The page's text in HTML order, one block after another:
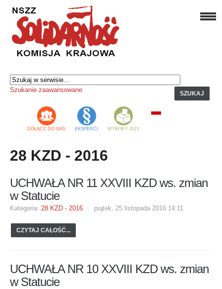
SZUKAJ
Szukanie zaawansowane
DOŁĄCZ DO NAS EKSPERCI WYBORY 2023
28 KZD - 2016
UCHWAŁA NR 11 XXVIII KZD ws. zmian
w Statucie
Kategoria: 28 KZD - 2016 piątek, 25 listopada 2016 14:11
CZYTAJ CAŁOŚĆ...
UCHWAŁA NR 10 XXVIII KZD ws. zmian
w Statucie